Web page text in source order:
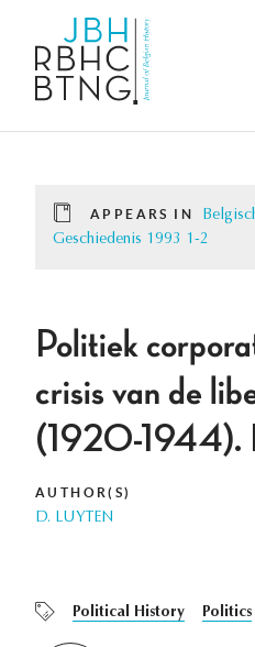
APPEARS IN
Geschiedenis 1993 1-2
Politiek
crisis van de
(1920-1944).
AUTHOR(S)
D. LUYTEN
Political History Politics